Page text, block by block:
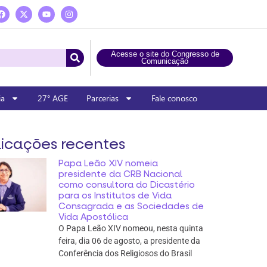
Acesse o site do Congresso de
Comunicação
27° AGE Parcerias Fale conosco
recentes
Papa Leão XIV nomeia
presidente da CRB Nacional
como consultora do Dicastério
para os Institutos de Vida
Consagrada e as Sociedades de
Vida Apostólica
O Papa Leão XIV nomeou, nesta quinta
feira, dia 06 de agosto, a presidente da
Conferência dos Religiosos do Brasil